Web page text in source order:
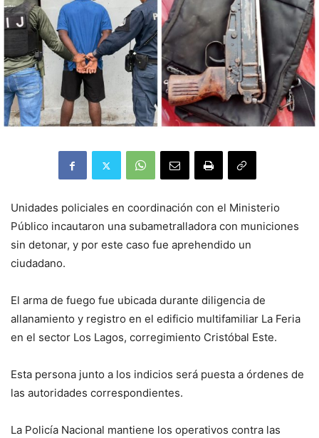
Unidades policiales en coordinación con el Ministerio
Público incautaron una subametralladora con municiones
sin detonar, y por este caso fue aprehendido un
ciudadano.
El arma de fuego fue ubicada durante diligencia de
allanamiento y registro en el edificio multifamiliar La Feria
en el sector Los Lagos, corregimiento Cristóbal Este.
Esta persona junto a los indicios será puesta a órdenes de
las autoridades correspondientes.
La Policía Nacional mantiene los operativos contra las